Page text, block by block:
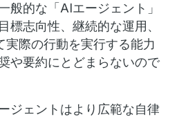
般的な「AIエージェント」
標志向性、継続的な運用、
実際の行動を実行する能力
や要約にとどまらないので
ジェントはより広範な自律